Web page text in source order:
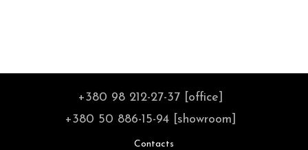
+380 98 212-27-37 [office]
+380 50 886-15-94 [showroom]
Contacts